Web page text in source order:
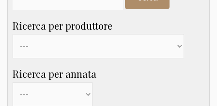
Ricerca per produttore
Ricerca per annata